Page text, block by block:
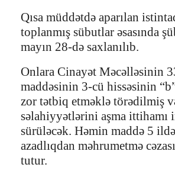
Qısa müddətdə aparılan
toplanmış sübutlar əsasında
mayın 28-də saxlanılıb.
Onlara Cinayət Məcəlləsinin
maddəsinin 3-cü hissəsinin
zor tətbiq etməklə törədilmiş
səlahiyyətlərini aşma ittihamı
sürüləcək. Həmin maddə 5
azadlıqdan məhrumetmə
tutur.